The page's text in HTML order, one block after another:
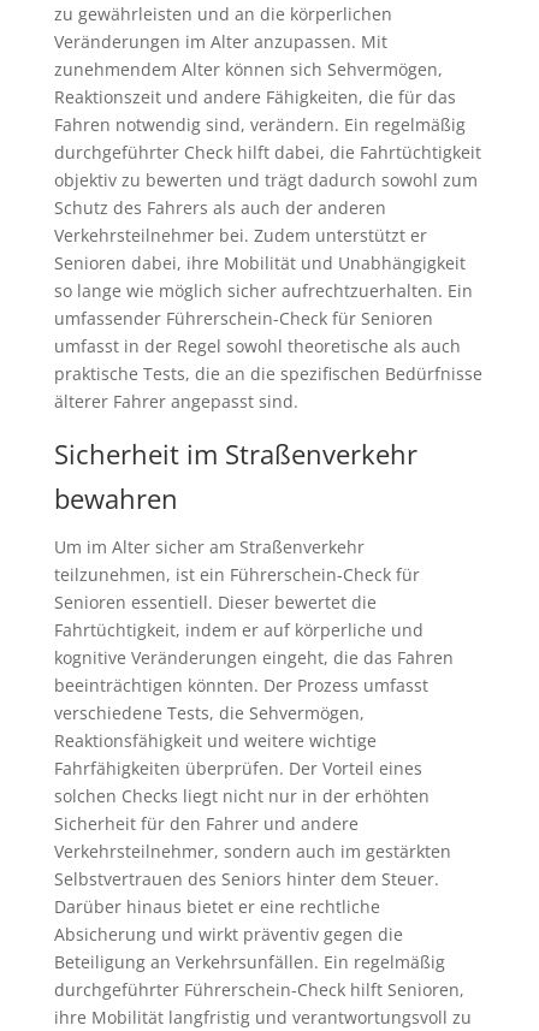
zu gewährleisten und an die körperlichen
Veränderungen im Alter anzupassen. Mit
zunehmendem Alter können sich Sehvermögen,
Reaktionszeit und andere Fähigkeiten, die für das
Fahren notwendig sind, verändern. Ein regelmäßig
durchgeführter Check hilft dabei, die Fahrtüchtigkeit
objektiv zu bewerten und trägt dadurch sowohl zum
Schutz des Fahrers als auch der anderen
Verkehrsteilnehmer bei. Zudem unterstützt er
Senioren dabei, ihre Mobilität und Unabhängigkeit
so lange wie möglich sicher aufrechtzuerhalten. Ein
umfassender Führerschein-Check für Senioren
umfasst in der Regel sowohl theoretische als auch
praktische Tests, die an die spezifischen Bedürfnisse
älterer Fahrer angepasst sind.
Sicherheit im Straßenverkehr
bewahren
Um im Alter sicher am Straßenverkehr
teilzunehmen, ist ein Führerschein-Check für
Senioren essentiell. Dieser bewertet die
Fahrtüchtigkeit, indem er auf körperliche und
kognitive Veränderungen eingeht, die das Fahren
beeinträchtigen könnten. Der Prozess umfasst
verschiedene Tests, die Sehvermögen,
Reaktionsfähigkeit und weitere wichtige
Fahrfähigkeiten überprüfen. Der Vorteil eines
solchen Checks liegt nicht nur in der erhöhten
Sicherheit für den Fahrer und andere
Verkehrsteilnehmer, sondern auch im gestärkten
Selbstvertrauen des Seniors hinter dem Steuer.
Darüber hinaus bietet er eine rechtliche
Absicherung und wirkt präventiv gegen die
Beteiligung an Verkehrsunfällen. Ein regelmäßig
durchgeführter Führerschein-Check hilft Senioren,
ihre Mobilität langfristig und verantwortungsvoll zu